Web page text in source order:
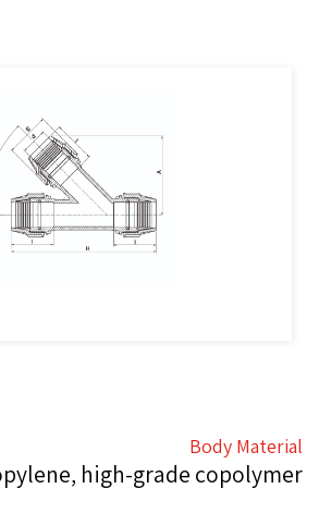
Body Material
high-grade copolymer.